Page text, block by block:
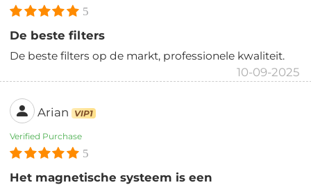
5
De beste filters
De beste filters op de markt, professionele kwaliteit.
10-09-2025
Arian VIP1
Verified Purchase
5
Het magnetische systeem is een